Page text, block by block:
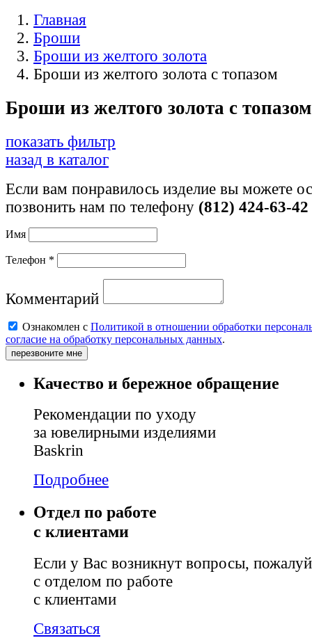
Главная
Броши
Броши из желтого золота
Броши из желтого золота с топазом
Броши из желтого золота с топазом
показать фильтр
назад в каталог
Если вам понравилось изделие вы можете
позвонить нам по телефону (812) 424-63-42
Имя
Телефон *
Комментарий
Ознакомлен с Политикой в отношении обработки
согласие на обработку персональных данных.
перезвоните мне
Качество и бережное обращение
Рекомендации по уходу
за ювелирными изделиями
Baskrin
Подробнее
Отдел по работе
с клиентами
Если у Вас возникнут вопросы,
с отделом по работе
с клиентами
Связаться